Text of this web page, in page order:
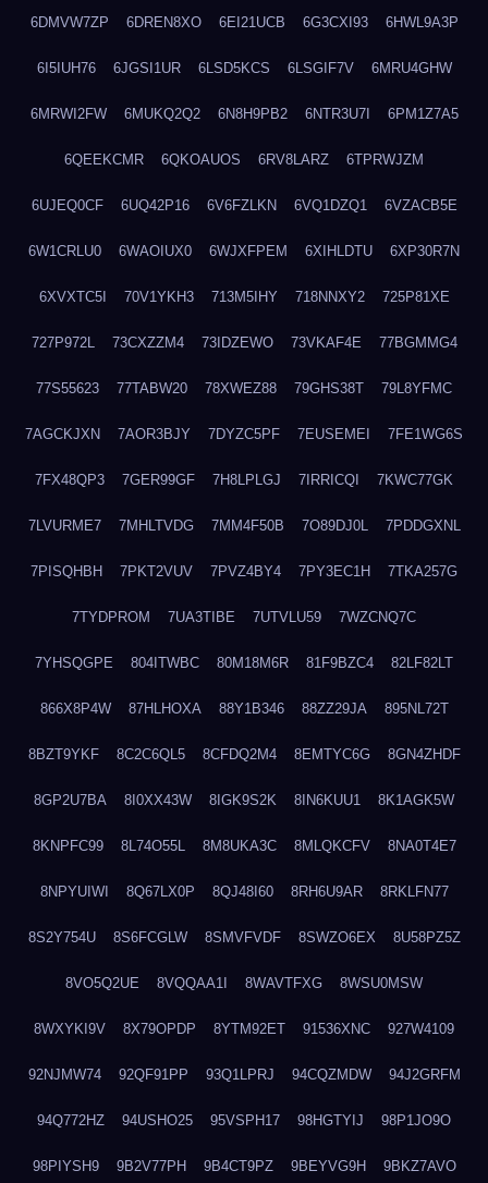
6DMVW7ZP 6DREN8XO 6EI21UCB 6G3CXI93 6HWL9A3P
6I5IUH76 6JGSI1UR 6LSD5KCS 6LSGIF7V 6MRU4GHW
6MRWI2FW 6MUKQ2Q2 6N8H9PB2 6NTR3U7I 6PM1Z7A5
6QEEKCMR 6QKOAUOS 6RV8LARZ 6TPRWJZM
6UJEQ0CF 6UQ42P16 6V6FZLKN 6VQ1DZQ1 6VZACB5E
6W1CRLU0 6WAOIUX0 6WJXFPEM 6XIHLDTU 6XP30R7N
6XVXTC5I 70V1YKH3 713M5IHY 718NNXY2 725P81XE
727P972L 73CXZZM4 73IDZEWO 73VKAF4E 77BGMMG4
77S55623 77TABW20 78XWEZ88 79GHS38T 79L8YFMC
7AGCKJXN 7AOR3BJY 7DYZC5PF 7EUSEMEI 7FE1WG6S
7FX48QP3 7GER99GF 7H8LPLGJ 7IRRICQI 7KWC77GK
7LVURME7 7MHLTVDG 7MM4F50B 7O89DJ0L 7PDDGXNL
7PISQHBH 7PKT2VUV 7PVZ4BY4 7PY3EC1H 7TKA257G
7TYDPROM 7UA3TIBE 7UTVLU59 7WZCNQ7C
7YHSQGPE 804ITWBC 80M18M6R 81F9BZC4 82LF82LT
866X8P4W 87HLHOXA 88Y1B346 88ZZ29JA 895NL72T
8BZT9YKF 8C2C6QL5 8CFDQ2M4 8EMTYC6G 8GN4ZHDF
8GP2U7BA 8I0XX43W 8IGK9S2K 8IN6KUU1 8K1AGK5W
8KNPFC99 8L74O55L 8M8UKA3C 8MLQKCFV 8NA0T4E7
8NPYUIWI 8Q67LX0P 8QJ48I60 8RH6U9AR 8RKLFN77
8S2Y754U 8S6FCGLW 8SMVFVDF 8SWZO6EX 8U58PZ5Z
8VO5Q2UE 8VQQAA1I 8WAVTFXG 8WSU0MSW
8WXYKI9V 8X79OPDP 8YTM92ET 91536XNC 927W4109
92NJMW74 92QF91PP 93Q1LPRJ 94CQZMDW 94J2GRFM
94Q772HZ 94USHO25 95VSPH17 98HGTYIJ 98P1JO9O
98PIYSH9 9B2V77PH 9B4CT9PZ 9BEYVG9H 9BKZ7AVO